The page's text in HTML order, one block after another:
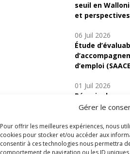
Gérer le
Pour offrir les meilleures expériences, nous
cookies pour stocker et/ou accéder aux
consentir à ces technologies nous permettra
comportement de navigation ou les ID
seuil en
et perspectives
06 Juil 2026
Étude
d’emploi
01 Juil 2026
Pénurie du
indicateurs